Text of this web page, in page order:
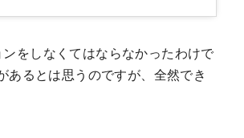
をしなくてはならなかったわけで
るとは思うのですが、全然でき